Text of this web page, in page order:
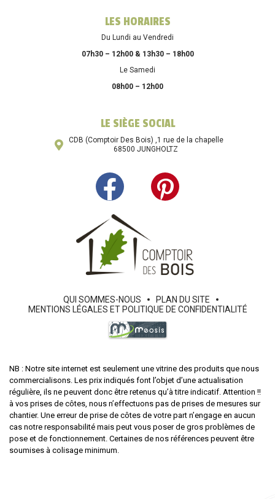
LES HORAIRES
Du Lundi au Vendredi
07h30 – 12h00 & 13h30 – 18h00
Le Samedi
08h00 – 12h00
LE SIÈGE SOCIAL
CDB (Comptoir Des Bois) ,1 rue de la chapelle
68500 JUNGHOLTZ
QUI SOMMES-NOUS
PLAN DU SITE
MENTIONS LÉGALES ET POLITIQUE DE CONFIDENTIALITÉ
NB : Notre site internet est seulement une vitrine des produits que nous
commercialisons. Les prix indiqués font l’objet d’une actualisation
régulière, ils ne peuvent donc être retenus qu’à titre indicatif. Attention !!
à vos prises de côtes, nous n’effectuons pas de prises de mesures sur
chantier. Une erreur de prise de côtes de votre part n’engage en aucun
cas notre responsabilité mais peut vous poser de gros problèmes de
pose et de fonctionnement. Certaines de nos références peuvent être
soumises à colisage minimum.